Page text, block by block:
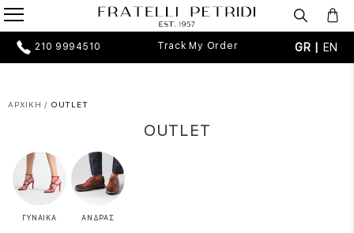
210 9994510 Track My Order GR | EN
ΑΡΧΙΚΗ / OUTLET
OUTLET
ΓΥΝΑΙΚΑ ΑΝΔΡΑΣ